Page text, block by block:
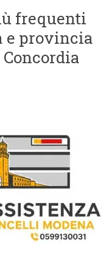
frequenti
e provincia